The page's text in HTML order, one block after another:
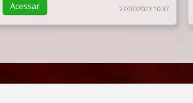
Acessar 27/07/2023 10:37